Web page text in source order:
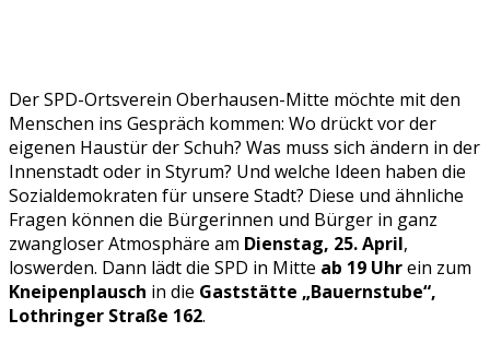
Der SPD-Ortsverein Oberhausen-Mitte möchte mit den
Menschen ins Gespräch kommen: Wo drückt vor der
eigenen Haustür der Schuh? Was muss sich ändern in der
Innenstadt oder in Styrum? Und welche Ideen haben die
Sozialdemokraten für unsere Stadt? Diese und ähnliche
Fragen können die Bürgerinnen und Bürger in ganz
zwangloser Atmosphäre am Dienstag, 25. April,
loswerden. Dann lädt die SPD in Mitte ab 19 Uhrein zum
Kneipenplausch in die Gaststätte „Bauernstube“,
Lothringer Straße 162.